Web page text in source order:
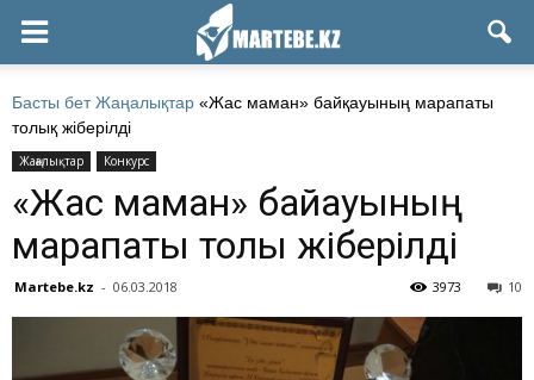
Басты бет Жаңалықтар «Жас маман» байқауының марапаты
толық жіберілді
Жаңалықтар Конкурс
«Жас маман» байқауының
марапаты толық жіберілді
Martebe.kz - 06.03.2018 10
3973